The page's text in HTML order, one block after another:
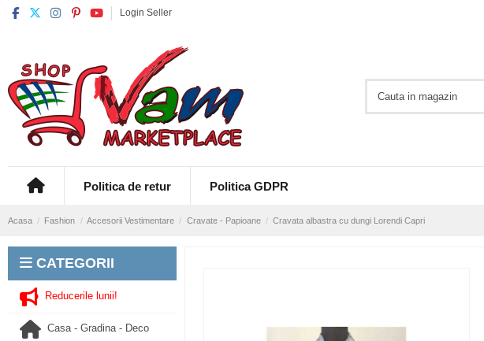
Login Seller
Politica de retur Politica GDPR
Acasa Fashion Accesorii Vestimentare Cravate - Papioane Cravata albastra cu dungi Lorendi Capri
CATEGORII
Reducerile lunii!
Casa - Gradina - Deco